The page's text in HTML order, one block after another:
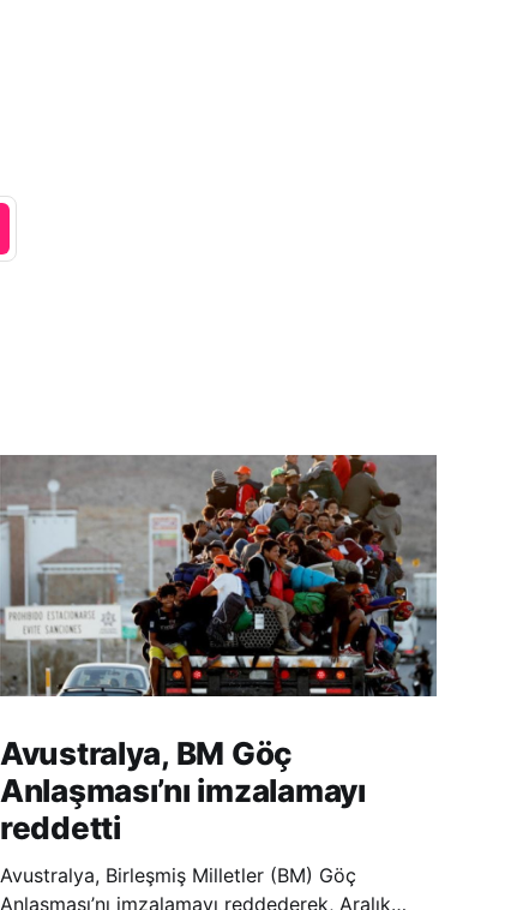
Avustralya, BM Göç
Anlaşması’nı imzalamayı
reddetti
Avustralya, Birleşmiş Milletler (BM) Göç
Anlaşması’nı imzalamayı reddederek, Aralık